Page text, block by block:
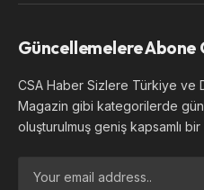
Güncellemelere Abone
CSA Haber Sizlere Türkiye ve
Magazin gibi kategorilerde
oluşturulmuş geniş kapsamlı